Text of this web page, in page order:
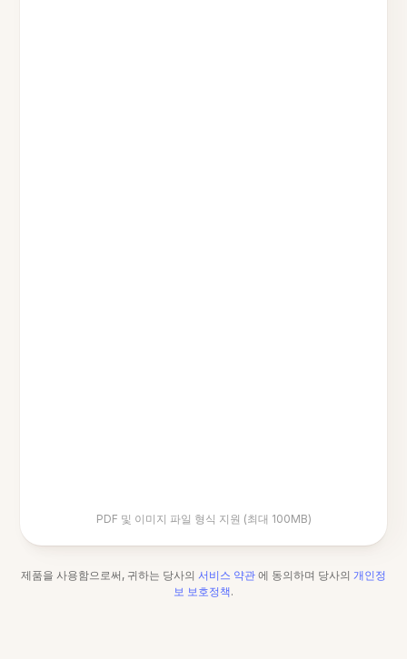
PDF 및 이미지 파일 형식 지원 (최대 100MB)
제품을 사용함으로써, 귀하는 당사의 서비스 약관 에 동의하며 당사의 개인정
보 보호정책.